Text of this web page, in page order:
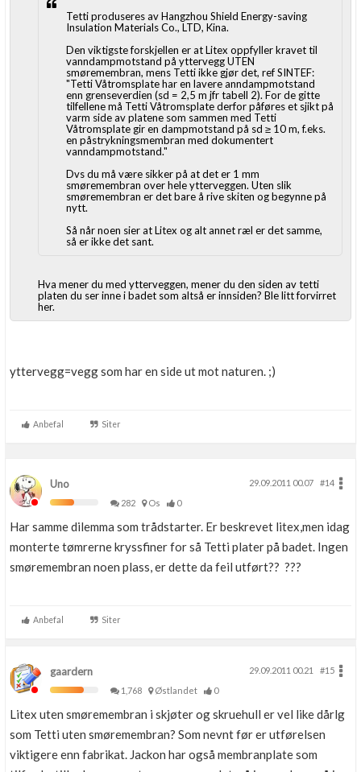
Tetti produseres av Hangzhou Shield Energy-saving
Insulation Materials Co., LTD, Kina.
Den viktigste forskjellen er at Litex oppfyller kravet til
vanndampmotstand på yttervegg UTEN
smøremembran, mens Tetti ikke gjør det, ref SINTEF:
"Tetti Våtromsplate har en lavere anndampmotstand
enn grenseverdien (sd = 2,5 m jfr tabell 2). For de gitte
tilfellene må Tetti Våtromsplate derfor påføres et sjikt på
varm side av platene som sammen med Tetti
Våtromsplate gir en dampmotstand på sd ≥ 10 m, f.eks.
en påstrykningsmembran med dokumentert
vanndampmotstand."
Dvs du må være sikker på at det er 1 mm
smøremembran over hele ytterveggen. Uten slik
smøremembran er det bare å rive skiten og begynne på
nytt.
Så når noen sier at Litex og alt annet ræl er det samme,
så er ikke det sant.
Hva mener du med ytterveggen, mener du den siden av tetti
platen du ser inne i badet som altså er innsiden? Ble litt forvirret
her.
yttervegg=vegg som har en side ut mot naturen. ;)
Anbefal Siter
Uno 29.09.2011 00.07
#14
282
Os 0
Har samme dilemma som trådstarter. Er beskrevet litex,men idag
monterte tømrerne kryssfiner for så Tetti plater på badet. Ingen
smøremembran noen plass, er dette da feil utført?? ???
Anbefal Siter
gaardern 29.09.2011 00.21
#15
1,768
Østlandet 0
Litex uten smøremembran i skjøter og skruehull er vel like dårlg
som Tetti uten smøremembran? Som nevnt før er utførelsen
viktigere enn fabrikat. Jackon har også membranplate som